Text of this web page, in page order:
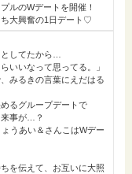
ルのWデートを開催！
大興奮の1日デート♡
してたから…
いいなって思ってる。」
みるきの言葉にえだはる
るグループデートで
事が…？
うあい＆さんこはWデー
を伝えて、お互いに大照